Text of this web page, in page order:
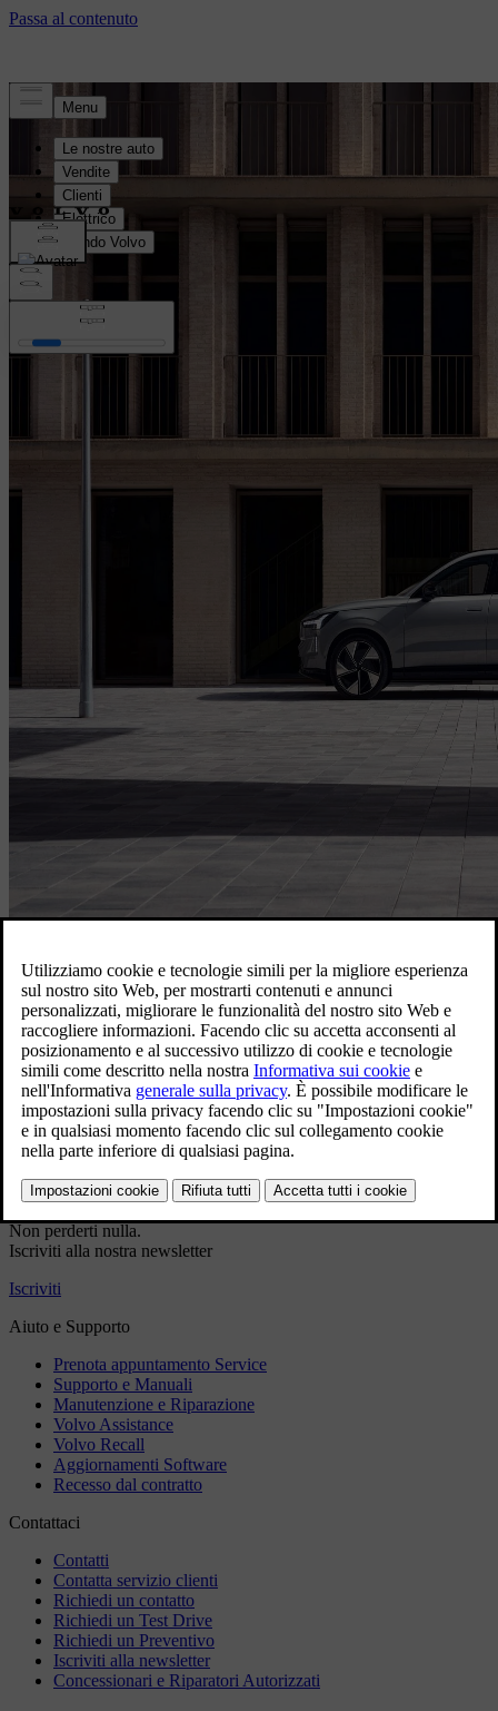
Accedi per prenotare il tuo
servizio
Dati di contatto precompilati
Dati VIN precompilati (se applicabile)
Prenotazione più rapida
Accedi